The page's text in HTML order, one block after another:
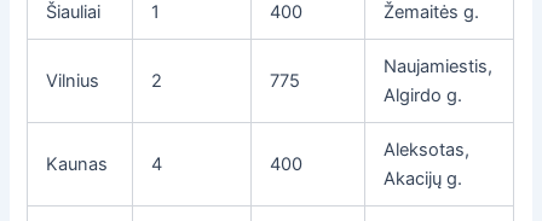
Šiauliai 1 400 Žemaitės g.
Vilnius 2 775
Naujamiestis,
Algirdo g.
Kaunas 4 400
Aleksotas,
Akacijų g.